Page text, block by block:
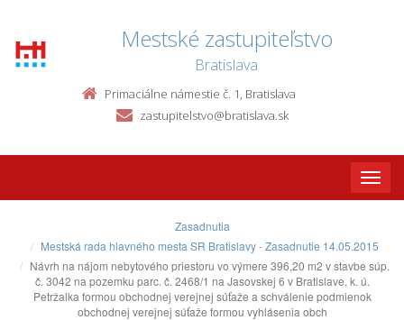
Mestské zastupiteľstvo
Bratislava
Primaciálne námestie č. 1, Bratislava
zastupitelstvo@bratislava.sk
Toggle
Zasadnutia
Mestská rada hlavného mesta SR Bratislavy - Zasadnutie 14.05.2015
Návrh na nájom nebytového priestoru vo výmere 396,20 m2 v stavbe súp.
č. 3042 na pozemku parc. č. 2468/1 na Jasovskej 6 v Bratislave, k. ú.
Petržalka formou obchodnej verejnej súťaže a schválenie podmienok
obchodnej verejnej súťaže formou vyhlásenia obch